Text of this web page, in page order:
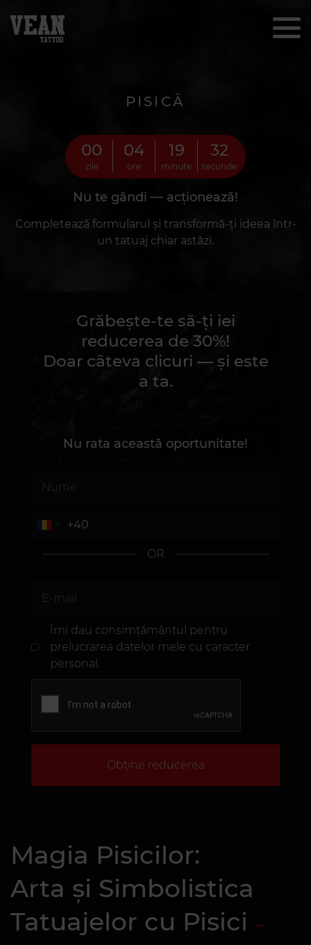
PISICĂ
00
zile
04
ore
19
minute
30
secunde
Nu te gândi — acționează!
Completează formularul și transformă-ți ideea într-
un tatuaj chiar astăzi.
Grăbește-te să-ți iei
reducerea de 30%!
Doar câteva clicuri — și este
a ta.
Nu rata această oportunitate!
OR
Îmi dau consimțământul pentru
prelucrarea datelor mele cu caracter
personal.
Obține reducerea
Magia Pisicilor:
Arta și Simbolistica
Tatuajelor cu Pisici